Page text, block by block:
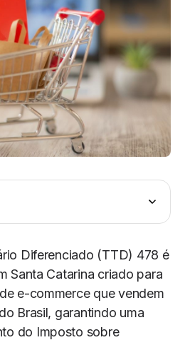
Diferenciado (TTD) 478 é
Santa Catarina criado para
e-commerce que vendem
Brasil, garantindo uma
do Imposto sobre